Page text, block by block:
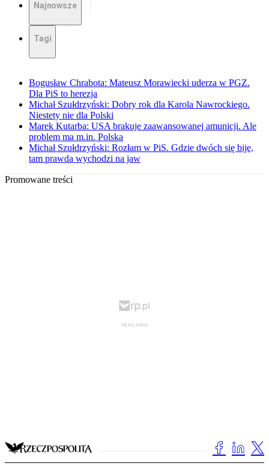
Najnowsze
Tagi
Bogusław Chrabota: Mateusz Morawiecki uderza w PGZ.
Dla PiS to herezja
Michał Szułdrzyński: Dobry rok dla Karola Nawrockiego.
Niestety nie dla Polski
Marek Kutarba: USA brakuje zaawansowanej amunicji. Ale
problem ma m.in. Polska
Michał Szułdrzyński: Rozłam w PiS. Gdzie dwóch się bije,
tam prawda wychodzi na jaw
Promowane treści